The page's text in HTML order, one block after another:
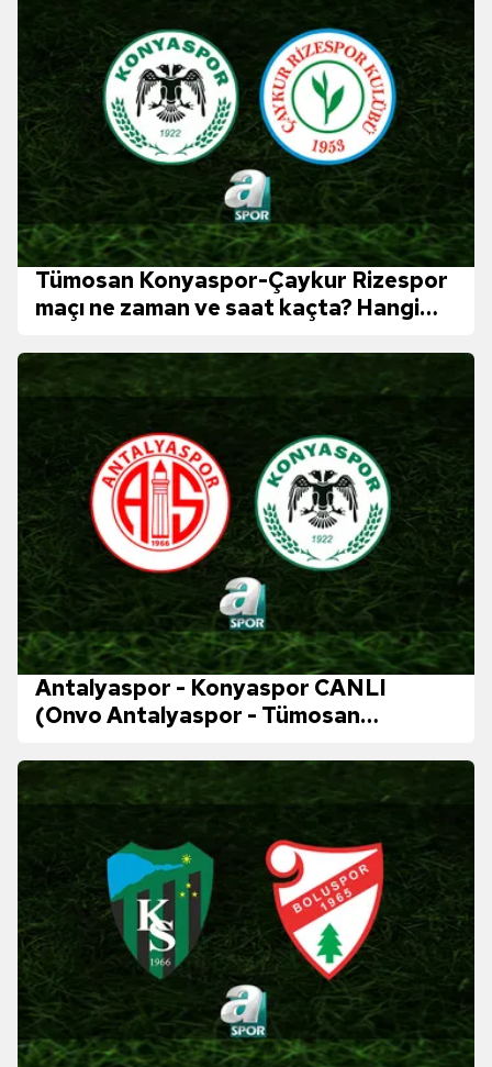
Tümosan Konyaspor-Çaykur Rizespor
maçı ne zaman ve saat kaçta? Hangi
Antalyaspor - Konyaspor CANLI
(Onvo Antalyaspor - Tümosan